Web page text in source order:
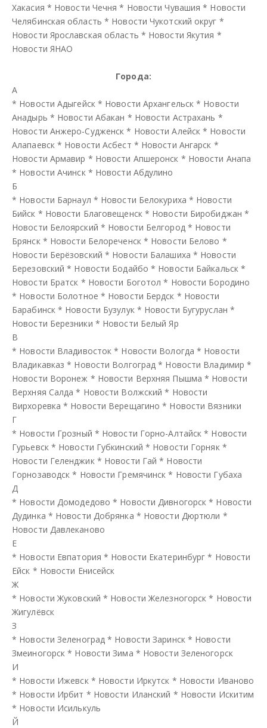
Хакасия * Новости Чечня * Новости Чувашия * Новости
Челябинская область * Новости Чукотский округ *
Новости Ярославская область * Новости Якутия *
Новости ЯНАО
Города:
А
* Новости Адыгейск* Новости Архангельск * Новости
Анадырь * Новости Абакан * Новости Астрахань *
Новости Анжеро-Судженск * Новости Алейск * Новости
Алапаевск* Новости Асбест * Новости Ангарск *
Новости Армавир * Новости Апшеронск * Новости Анапа
* Новости Ачинск* Новости Абдулино
Б
* Новости Барнаул * Новости Белокуриха * Новости
Бийск * Новости Благовещенск* Новости Биробиджан *
Новости Белоярский * Новости Белгород* Новости
Брянск* Новости Белореченск* Новости Белово *
Новости Берёзовский * Новости Балашиха * Новости
Березовский * Новости Бодайбо * Новости Байкальск*
Новости Братск * Новости Боготол * Новости Бородино
* Новости Болотное * Новости Бердск * Новости
Барабинск* Новости Бузулук* Новости Бугуруслан *
Новости Березники * Новости Белый Яр
В
* Новости Владивосток * Новости Вологда * Новости
Владикавказ * Новости Волгоград * Новости Владимир *
Новости Воронеж * Новости Верхняя Пышма * Новости
Верхняя Салда * Новости Волжский * Новости
Вирхоревка * Новости Верещагино * Новости Вязники
Г
* Новости Грозный * Новости Горно-Алтайск * Новости
Гурьевск* Новости Губкинский * Новости Горняк*
Новости Геленджик* Новости Гай * Новости
Горнозаводск * Новости Гремячинск * Новости Губаха
Д
* Новости Домодедово * Новости Дивногорск * Новости
Дудинка * Новости Добрянка * Новости Дюртюли *
Новости Давлеканово
Е
* Новости Евпатория * Новости Екатеринбург * Новости
Ейск * Новости Енисейск
Ж
* Новости Жуковский * Новости Железногорск * Новости
Жигулёвск
З
* Новости Зеленоград * Новости Заринск* Новости
Змеиногорск * Новости Зима * Новости Зеленогорск
И
* Новости Ижевск* Новости Иркутск * Новости Иваново
* Новости Ирбит * Новости Иланский * Новости Искитим
* Новости Исилькуль
Й